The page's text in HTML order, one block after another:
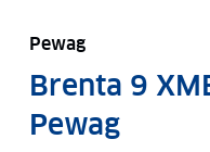
Pewag
Brenta 9
Pewag